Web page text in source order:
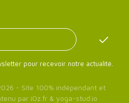
pour recevoir notre actualité.
- Site 100% indépendant et
par iOz.fr & yoga-stud.io